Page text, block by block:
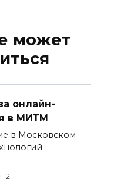
может
онлайн-
в МИТМ
в Московском
2